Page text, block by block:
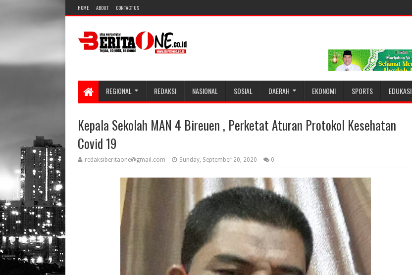
HOME ABOUT CONTACT US
REGIONAL REDAKSI NASIONAL SOSIAL DAERAH EKONOMI SPORTS EDUKASI
Kepala Sekolah MAN 4 Bireuen , Perketat Aturan Protokol Kesehatan
Covid 19
redaksiberitaone@gmail.com Sunday, September 20, 2020 0